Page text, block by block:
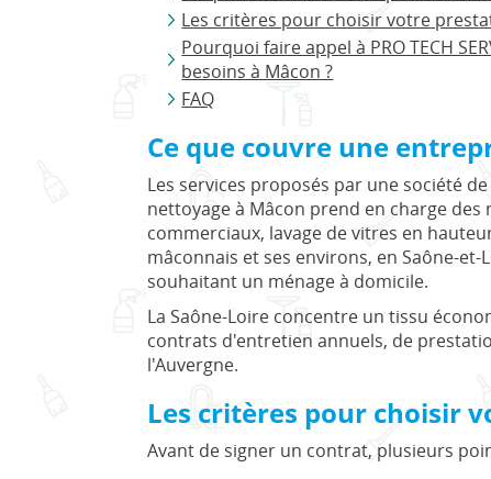
Les critères pour choisir votre
Pourquoi faire appel à PRO TECH
besoins à Mâcon ?
FAQ
Ce que couvre une
Les services proposés par une société
nettoyage à Mâcon prend en charge
commerciaux, lavage de vitres en
mâconnais et ses environs, en Saône-
souhaitant un ménage à domicile.
La Saône-Loire concentre un tissu
contrats d'entretien annuels, de
l'Auvergne.
Les critères pour choisir
Avant de signer un contrat, plusieurs